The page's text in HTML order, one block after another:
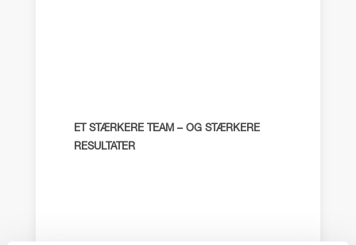
ET STÆRKERE TEAM – OG STÆRKERE
RESULTATER